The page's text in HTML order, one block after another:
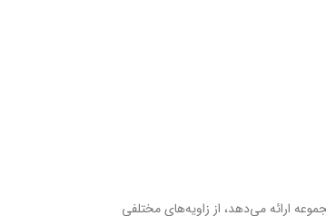
ارائه می‌دهد، از زاویه‌های مختلفی